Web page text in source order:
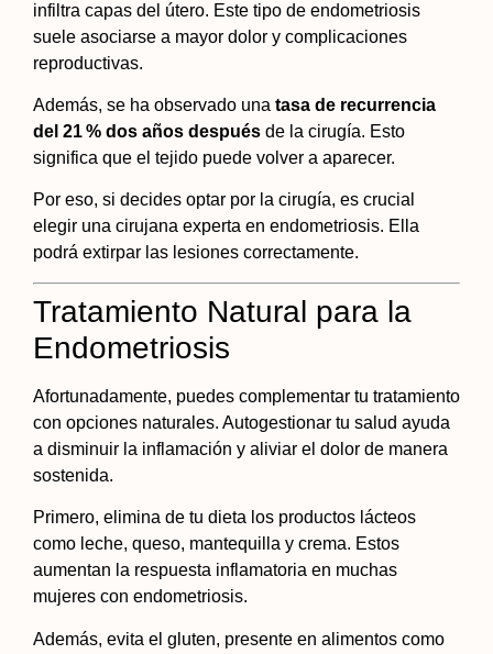
infiltra capas del útero. Este tipo de endometriosis
suele asociarse a mayor dolor y complicaciones
reproductivas.
Además, se ha observado una tasa de recurrencia
del 21 % dos años después de la cirugía. Esto
significa que el tejido puede volver a aparecer.
Por eso, si decides optar por la cirugía, es crucial
elegir una cirujana experta en endometriosis. Ella
podrá extirpar las lesiones correctamente.
Tratamiento Natural para la
Endometriosis
Afortunadamente, puedes complementar tu tratamiento
con opciones naturales. Autogestionar tu salud ayuda
a disminuir la inflamación y aliviar el dolor de manera
sostenida.
Primero, elimina de tu dieta los productos lácteos
como leche, queso, mantequilla y crema. Estos
aumentan la respuesta inflamatoria en muchas
mujeres con endometriosis.
Además, evita el gluten, presente en alimentos como